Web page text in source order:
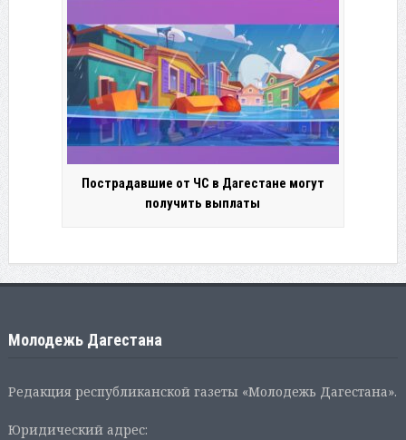
Пострадавшие от ЧС в Дагестане могут
получить выплаты
Молодежь Дагестана
Редакция республиканской газеты «Молодежь Дагестана».
Юридический адрес: